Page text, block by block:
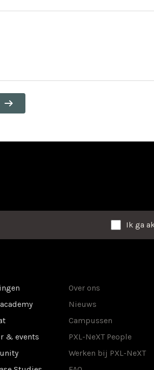
Ik ga
& events
Over ons
Nieuws
Campussen
PXL-NeXT People
Werken bij PXL-NeXT